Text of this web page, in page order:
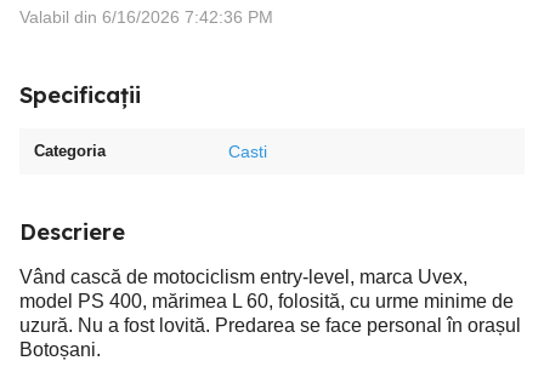
Valabil din 6/16/2026 7:42:36 PM
Specificații
Categoria Casti
Descriere
Vând cască de motociclism entry-level, marca Uvex,
model PS 400, mărimea L 60, folosită, cu urme minime de
uzură. Nu a fost lovită. Predarea se face personal în orașul
Botoșani.